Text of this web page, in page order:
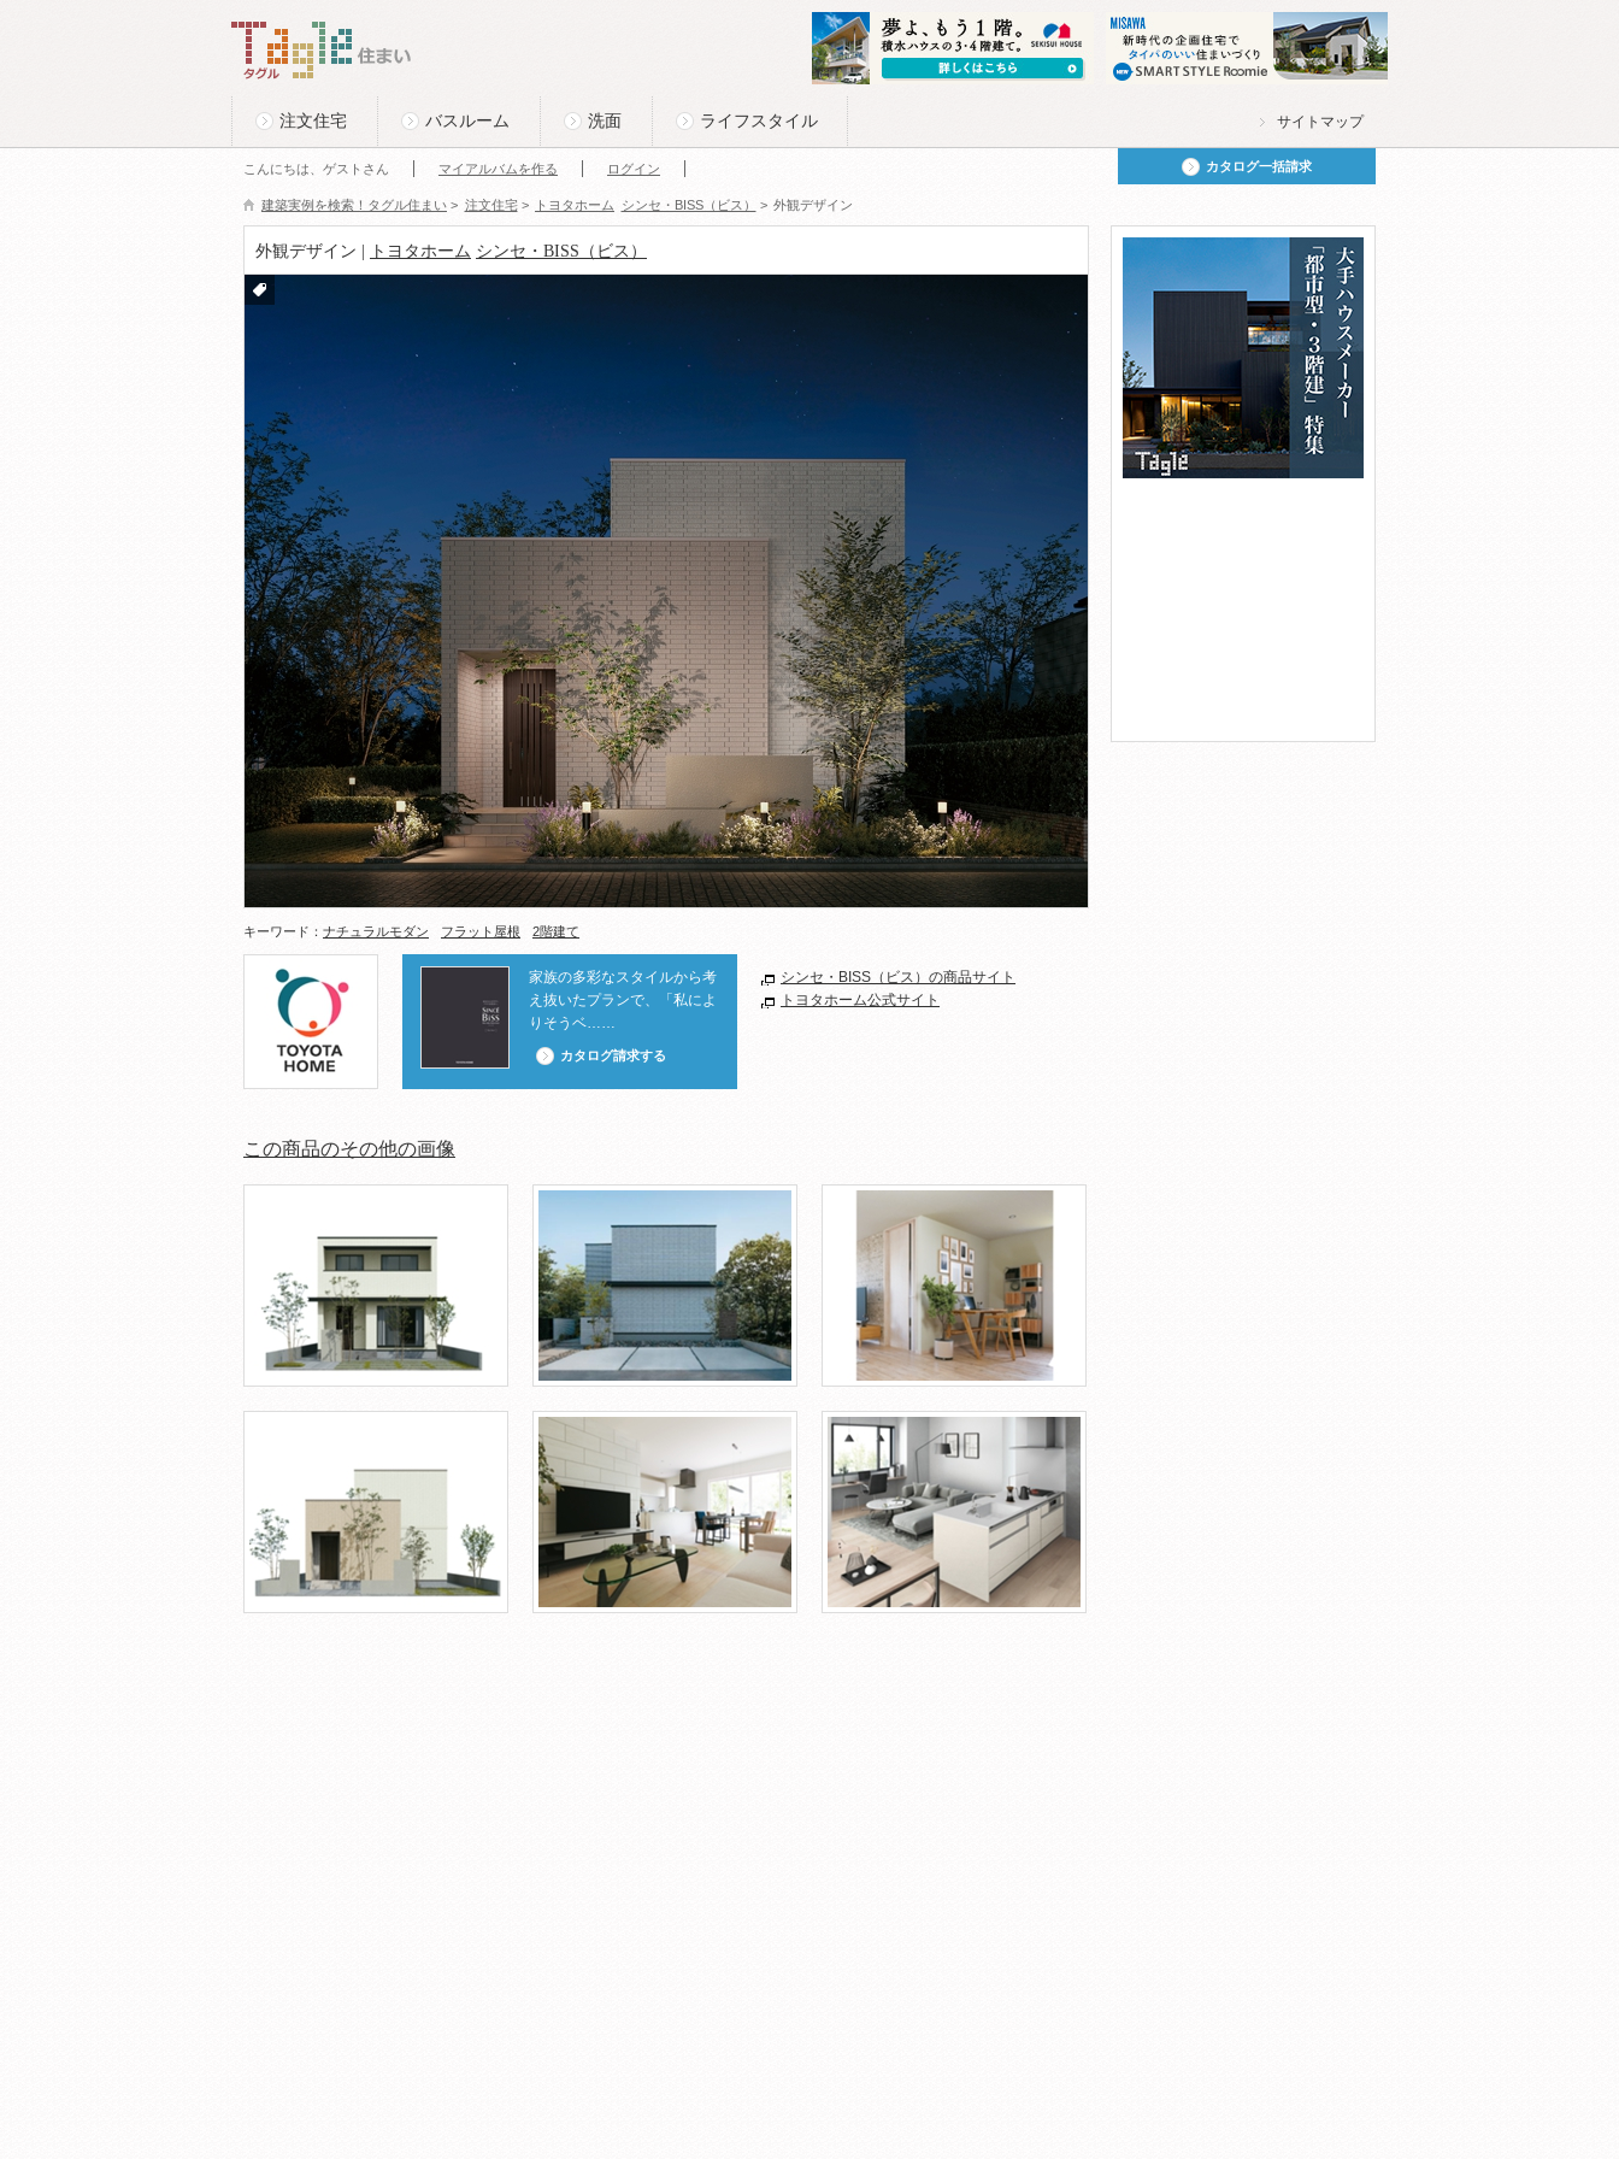
Tagle タグル 住まい
注文住宅 バスルーム 洗面 ライフスタイル サイトマップ
カタログ一括請求
こんにちは、ゲストさん マイアルバムを作る ログイン
建築実例を検索！タグル住まい > 注文住宅> トヨタホーム シンセ・BISS（ビス） > 外観デザイン
外観デザイン | トヨタホーム シンセ・BISS（ビス）
キーワード： ナチュラルモダン フラット屋根 2階建て
家族の多彩なスタイルから考
え抜いたプランで、「私によ
りそうベ……
カタログ請求する
シンセ・BISS（ビス）の商品サイト
トヨタホーム公式サイト
この商品のその他の画像